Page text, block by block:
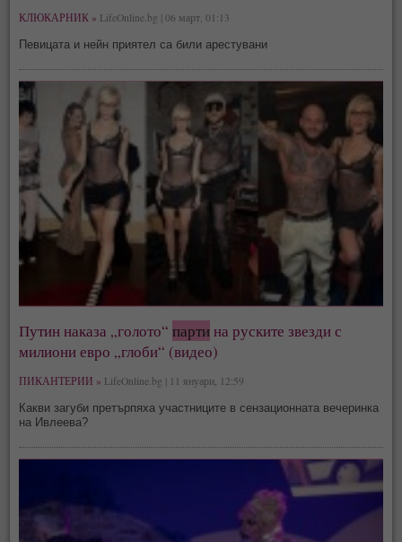
КЛЮКАРНИК » LifeOnline.bg | 06 март, 01:13
Певицата и нейн приятел са били арестувани
Путин наказа „голото“партина руските звезди с
милиони евро „глоби“ (видео)
ПИКАНТЕРИИ » LifeOnline.bg | 11 януари, 12:59
Какви загуби претърпяха участниците в сензационната вечеринка
на Ивлеева?